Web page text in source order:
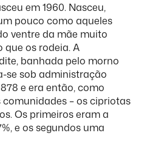
em 1960. Nasceu,
pouco como aqueles
ventre da mãe muito
os rodeia. A
banhada pelo morno
se sob administração
e era então, como
– os cipriotas
Os primeiros eram a
e os segundos uma